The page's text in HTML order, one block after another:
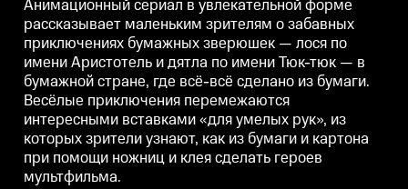
вставками «для умелых рук», из
которых зрители узнают, как из
бумаги и картона при помощи
ножниц и клея сделать героев
мультфильма.
вставками «для умелых рук», из
которых зрители узнают, как из
бумаги и картона при помощи
ножниц и клея сделать героев
мультфильма.
Анимационный сериал в увлекательной форме
рассказывает маленьким зрителям о забавных
приключениях бумажных зверюшек — лося по
имени Аристотель и дятла по имени Тюк-тюк — в
бумажной стране, где всё-всё сделано из бумаги.
Весёлые приключения перемежаются
интересными вставками «для умелых рук», из
которых зрители узнают, как из бумаги и картона
при помощи ножниц и клея сделать героев
мультфильма.